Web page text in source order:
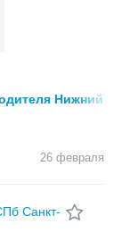
Нижний
26 февраля